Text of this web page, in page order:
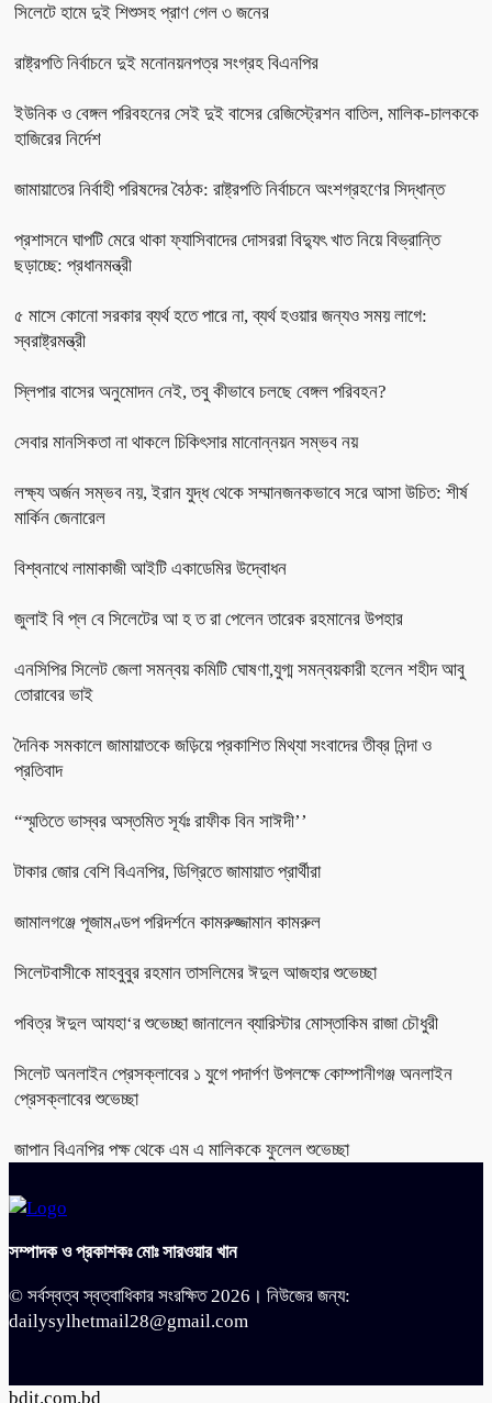
সিলেটে হামে দুই শিশুসহ প্রাণ গেল ৩ জনের
রাষ্ট্রপতি নির্বাচনে দুই মনোনয়নপত্র সংগ্রহ বিএনপির
ইউনিক ও বেঙ্গল পরিবহনের সেই দুই বাসের রেজিস্ট্রেশন বাতিল, মালিক-চালককে
হাজিরের নির্দেশ
জামায়াতের নির্বাহী পরিষদের বৈঠক: রাষ্ট্রপতি নির্বাচনে অংশগ্রহণের সিদ্ধান্ত
প্রশাসনে ঘাপটি মেরে থাকা ফ্যাসিবাদের দোসররা বিদ্যুৎ খাত নিয়ে বিভ্রান্তি
ছড়াচ্ছে: প্রধানমন্ত্রী
৫ মাসে কোনো সরকার ব্যর্থ হতে পারে না, ব্যর্থ হওয়ার জন্যও সময় লাগে:
স্বরাষ্ট্রমন্ত্রী
স্লিপার বাসের অনুমোদন নেই, তবু কীভাবে চলছে বেঙ্গল পরিবহন?
সেবার মানসিকতা না থাকলে চিকিৎসার মানোন্নয়ন সম্ভব নয়
লক্ষ্য অর্জন সম্ভব নয়, ইরান যুদ্ধ থেকে সম্মানজনকভাবে সরে আসা উচিত: শীর্ষ
মার্কিন জেনারেল
বিশ্বনাথে লামাকাজী আইটি একাডেমির উদ্বোধন
জুলাই বি প্ল বে সিলেটের আ হ ত রা পেলেন তারেক রহমানের উপহার
এনসিপির সিলেট জেলা সমন্বয় কমিটি ঘোষণা,যুগ্ম সমন্বয়কারী হলেন শহীদ আবু
তোরাবের ভাই
দৈনিক সমকালে জামায়াতকে জড়িয়ে প্রকাশিত মিথ্যা সংবাদের তীব্র নিন্দা ও
প্রতিবাদ
“স্মৃতিতে ভাস্বর অস্তমিত সূর্যঃ রাফীক বিন সাঈদী’’
টাকার জোর বেশি বিএনপির, ডিগ্রিতে জামায়াত প্রার্থীরা
জামালগঞ্জে পূজামণ্ডপ পরিদর্শনে কামরুজ্জামান কামরুল
সিলেটবাসীকে মাহবুবুর রহমান তাসলিমের ঈদুল আজহার শুভেচ্ছা
পবিত্র ঈদুল আযহা‘র শুভেচ্ছা জানালেন ব্যারিস্টার মোস্তাকিম রাজা চৌধুরী
সিলেট অনলাইন প্রেসক্লাবের ১ যুগে পদার্পণ উপলক্ষে কোম্পানীগঞ্জ অনলাইন
প্রেসক্লাবের শুভেচ্ছা
জাপান বিএনপির পক্ষ থেকে এম এ মালিককে ফুলেল শুভেচ্ছা
সম্পাদক ও প্রকাশকঃ মোঃ সারওয়ার খান
© সর্বস্বত্ব স্বত্বাধিকার সংরক্ষিত 2026। নিউজের জন্য:
dailysylhetmail28@gmail.com
bdit.com.bd